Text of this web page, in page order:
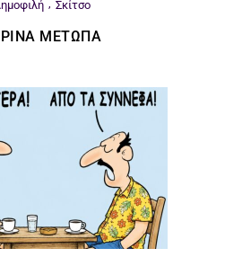
Σκίτσο
ΜΈΤΩΠΑ